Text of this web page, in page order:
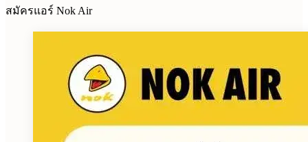
สมัครแอร์ Nok Air